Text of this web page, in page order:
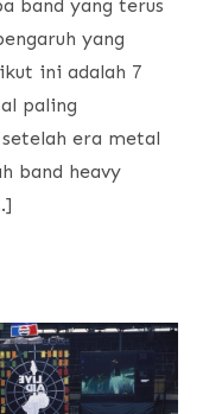
band yang terus
yang
ini adalah 7
paling
era metal
band heavy